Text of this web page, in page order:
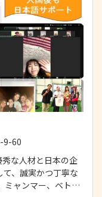
9-60
な人材と日本の企
、誠実かつ丁寧な
ミャンマー、ベト…